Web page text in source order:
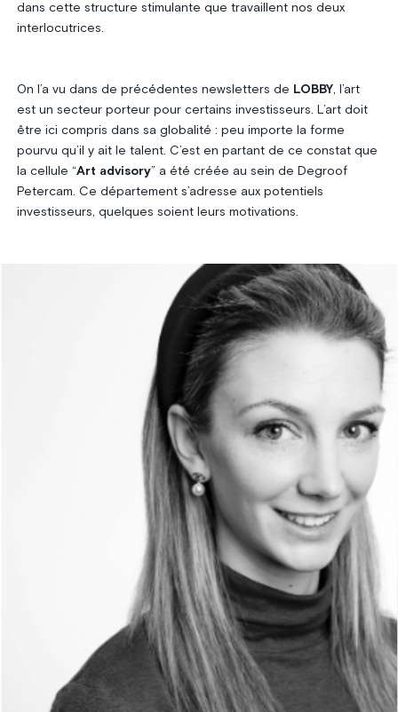
dans cette structure stimulante que travaillent nos deux
interlocutrices.
On l’a vu dans de précédentes newsletters de LOBBY, l’art
est un secteur porteur pour certains investisseurs. L’art doit
être ici compris dans sa globalité : peu importe la forme
pourvu qu’il y ait le talent. C’est en partant de ce constat que
la cellule “Art advisory” a été créée au sein de Degroof
Petercam. Ce département s’adresse aux potentiels
investisseurs, quelques soient leurs motivations.